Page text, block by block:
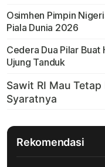
Osimhen Pimpin
Piala Dunia 2026
Cedera Dua Pilar Buat
Ujung Tanduk
Rekomendasi